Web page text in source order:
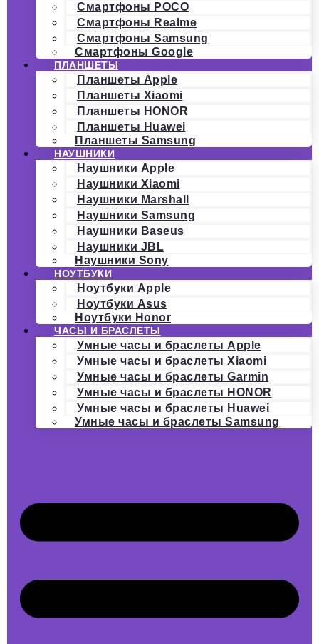
Смартфоны POCO
Смартфоны Realme
Смартфоны Samsung
Смартфоны Google
ПЛАНШЕТЫ
Планшеты Apple
Планшеты Xiaomi
Планшеты HONOR
Планшеты Huawei
Планшеты Samsung
НАУШНИКИ
Наушники Apple
Наушники Xiaomi
Наушники Marshall
Наушники Samsung
Наушники Baseus
Наушники JBL
Наушники Sony
НОУТБУКИ
Ноутбуки Apple
Ноутбуки Asus
Ноутбуки Honor
ЧАСЫ И БРАСЛЕТЫ
Умные часы и браслеты Apple
Умные часы и браслеты Xiaomi
Умные часы и браслеты Garmin
Умные часы и браслеты HONOR
Умные часы и браслеты Huawei
Умные часы и браслеты Samsung